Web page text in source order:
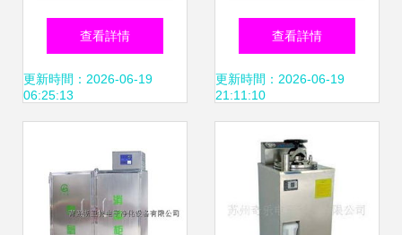
機產品排行榜
2025年值得入手的
查看詳情
更新時間：2026-06-19
06:25:13
美媽們快來關注！
溫奶器、消毒鍋、
送
查看詳情
更新時間：2026-06-19
21:11:10